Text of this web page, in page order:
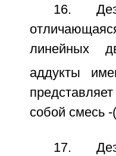
16.
линейных
аддукты
собой смесь
17.